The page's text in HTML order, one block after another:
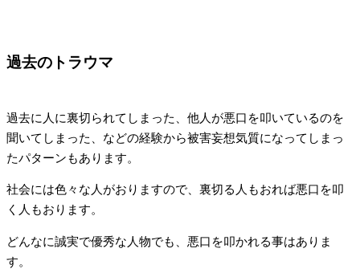
過去のトラウマ
過去に人に裏切られてしまった、他人が悪口を叩いているのを
聞いてしまった、などの経験から被害妄想気質になってしまっ
たパターンもあります。
社会には色々な人がおりますので、裏切る人もおれば悪口を叩
く人もおります。
どんなに誠実で優秀な人物でも、悪口を叩かれる事はありま
す。